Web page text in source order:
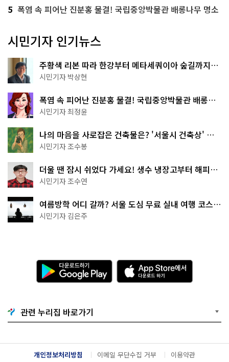
5 폭염 속 피어난 진분홍 물결! 국립중앙박물관 배롱나무 명소
시민기자 인기뉴스
주황색 리본 따라 한강부터 메타세쿼이아 숲길까지…
서울둘레길 15코스
시민기자 박상현
폭염 속 피어난 진분홍 물결! 국립중앙박물관 배롱나
무 명소
시민기자 최정윤
나의 마음을 사로잡은 건축물은? '서울시 건축상' 수
상작 공개!
시민기자 조수봉
더울 땐 잠시 쉬었다 가세요! 생수 냉장고부터 해피소
·무더위쉼터까지
시민기자 조수연
여름방학 어디 갈까? 서울 도심 무료 실내 여행 코스
추천
시민기자 김은주
다
운
로
기
G
o
g
l
e
A
p
p
e
서
다
운
관련 누리집 바로가기
개인정보처리방침 이메일 무단수집 거부 이용약관